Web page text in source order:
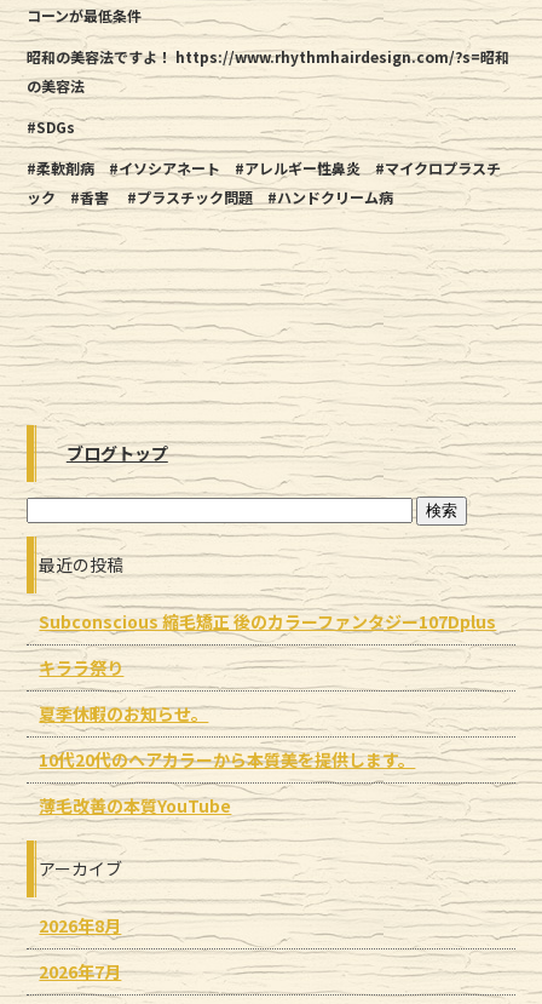
コーンが最低条件
昭和の美容法ですよ！https://www.rhythmhairdesign.com/?s=昭和
の美容法
#SDGs
#柔軟剤病
#イソシアネート #アレルギー性鼻炎
#マイクロプラスチ
ック
#香害 #プラスチック問題 #ハンドクリーム病
ブログトップ
最近の投稿
Subconscious 縮毛矯正 後のカラーファンタジー107Dplus
キララ祭り
夏季休暇のお知らせ。
10代20代のヘアカラーから本質美を提供します。
薄毛改善の本質YouTube
アーカイブ
2026年8月
2026年7月